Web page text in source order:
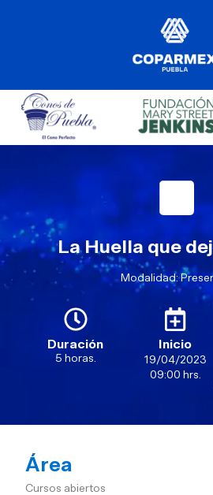
La Huella que
Modalidad:
Duración
5 horas.
Inicio
19/04/2023
09:00 hrs.
Área
Cursos abiertos